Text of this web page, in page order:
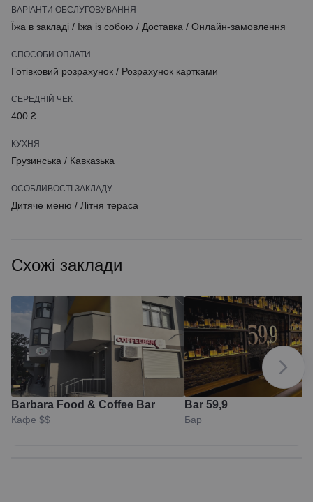
ВАРІАНТИ ОБСЛУГОВУВАННЯ
Їжа в закладі / Їжа із собою / Доставка / Онлайн-замовлення
СПОСОБИ ОПЛАТИ
Готівковий розрахунок / Розрахунок картками
СЕРЕДНІЙ ЧЕК
400 ₴
КУХНЯ
Грузинська / Кавказька
ОСОБЛИВОСТІ ЗАКЛАДУ
Дитяче меню / Літня тераса
Схожі заклади
Barbara Food & Coffee Bar
Кафе $$
Bar 59,9
Бар